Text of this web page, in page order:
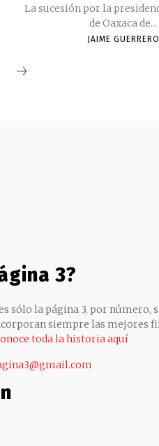
La sucesión por la
de Oaxaca de...
JAIME GUERRERO
3?
sólo la página 3, por número,
siempre las mejores
toda la historia aquí